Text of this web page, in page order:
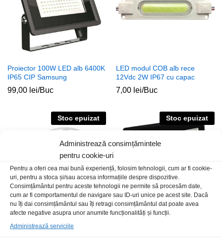
Administrează consimțămintele
pentru cookie-uri
Pentru a oferi cea mai bună experiență, folosim tehnologii, cum ar fi cookie-
uri, pentru a stoca și/sau accesa informațiile despre dispozitive.
Consimțământul pentru aceste tehnologii ne permite să procesăm date,
cum ar fi comportamentul de navigare sau ID-uri unice pe acest site. Dacă
nu îți dai consimțământul sau îți retragi consimțământul dat poate avea
afecte negative asupra unor anumite funcționalități și funcții.
Administrează serviciile
Proiector 100W LED alb 6400K
IP65 CIP Samsung
99,00 lei/Buc
LED modul COB alb rece
12Vdc 2W IP67 cu capac
7,00 lei/Buc
Stoc epuizat
300led alb neutru IP20
Stoc epuizat